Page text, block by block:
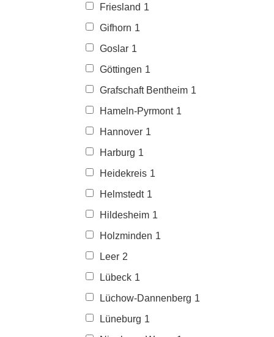
Friesland 1
Gifhorn 1
Goslar 1
Göttingen 1
Grafschaft Bentheim 1
Hameln-Pyrmont 1
Hannover 1
Harburg 1
Heidekreis 1
Helmstedt 1
Hildesheim 1
Holzminden 1
Leer 2
Lübeck 1
Lüchow-Dannenberg 1
Lüneburg 1